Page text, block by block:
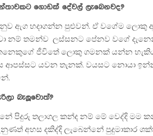
ගොඩක් දේවල් ලැබෙනවද?
ඇග හදාගන්න පුළුවන්. ඒ වගේම ලොකු
නම් තමන්ව ලස්සනට පේනව වගේ
ජීවිතේ ලොකු ගමනක් යන්න
ආපස්සට යවන තැනක්. වයසට නොයා
බැලූවොත්?
පිදුරු තලාගල කන්ද නම් මේ වෙද්දි මම
අහස දකිද්දි ලැබෙන්නේ